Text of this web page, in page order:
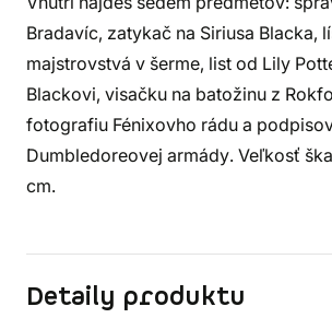
Bradavíc, zatykač na Siriusa Blacka,
majstrovstvá v šerme, list od Lily
Blackovi, visačku na batožinu z
fotografiu Fénixovho rádu a
Dumbledoreovej armády. Veľkosť
cm.
Detaily produktu